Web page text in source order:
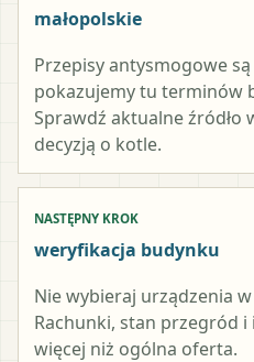
małopolskie
Przepisy antysmogowe
pokazujemy tu terminów
Sprawdź aktualne źródło
decyzją o kotle.
NASTĘPNY KROK
weryfikacja budynku
Nie wybieraj urządzenia
Rachunki, stan przegród
więcej niż ogólna oferta.